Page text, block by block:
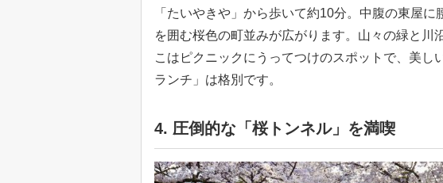
「たいやきや」から歩いて約10分。中腹の東屋に
を囲む桜色の町並みが広がります。山々の緑と川
こはピクニックにうってつけのスポットで、美し
ランチ」は格別です。
4. 圧倒的な「桜トンネル」を満喫